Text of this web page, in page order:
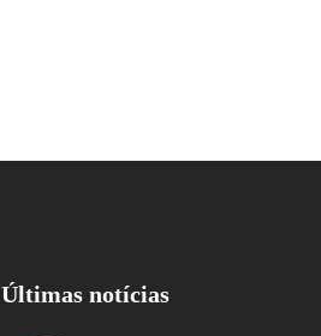
Últimas notícias